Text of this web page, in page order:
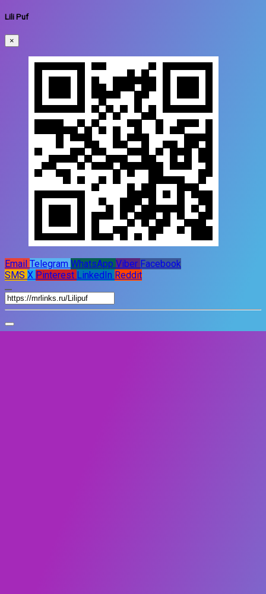
Lili Puf
×
Email Telegram WhatsApp Viber Facebook
SMS X Pinterest LinkedIn Reddit